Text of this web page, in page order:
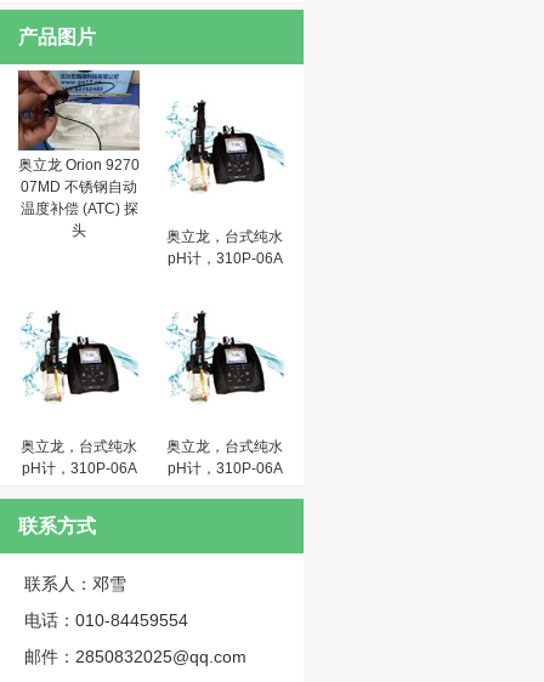
产品图片
奥立龙 Orion 9270
07MD 不锈钢自动
温度补偿 (ATC) 探
头
奥立龙，台式纯水
pH计，310P-06A
奥立龙，台式纯水
pH计，310P-06A
奥立龙，台式纯水
pH计，310P-06A
联系方式
联系人：邓雪
电话：010-84459554
邮件：2850832025@qq.com